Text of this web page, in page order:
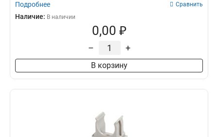
Подробнее Сравнить
Наличие: В наличии
0,00 ₽
– +
В корзину